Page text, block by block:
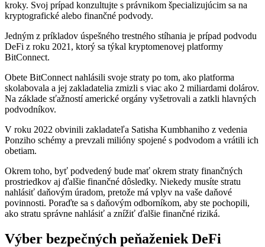
kroky. Svoj prípad konzultujte s právnikom špecializujúcim sa na
kryptografické alebo finančné podvody.
Jedným z príkladov úspešného trestného stíhania je prípad podvodu
DeFi z roku 2021, ktorý sa týkal kryptomenovej platformy
BitConnect.
Obete BitConnect nahlásili svoje straty po tom, ako platforma
skolabovala a jej zakladatelia zmizli s viac ako 2 miliardami dolárov.
Na základe sťažností americké orgány vyšetrovali a zatkli hlavných
podvodníkov.
V roku 2022 obvinili zakladateľa Satisha Kumbhaniho z vedenia
Ponziho schémy a prevzali milióny spojené s podvodom a vrátili ich
obetiam.
Okrem toho, byť podvedený bude mať okrem straty finančných
prostriedkov aj ďalšie finančné dôsledky. Niekedy musíte stratu
nahlásiť daňovým úradom, pretože má vplyv na vaše daňové
povinnosti. Poraďte sa s daňovým odborníkom, aby ste pochopili,
ako stratu správne nahlásiť a znížiť ďalšie finančné riziká.
Výber bezpečných peňaženiek DeFi